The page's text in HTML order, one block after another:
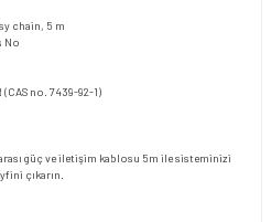
chain, 5 m
No
(CAS no. 7439-92-1)
güç ve iletişim kablosu 5m ile sisteminizi
çıkarın.